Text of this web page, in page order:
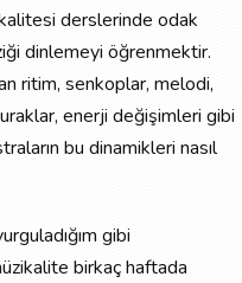
derslerinde odak
dinlemeyi öğrenmektir.
ritim, senkoplar, melodi,
enerji değişimleri gibi
bu dinamikleri nasıl
gibi
birkaç haftada